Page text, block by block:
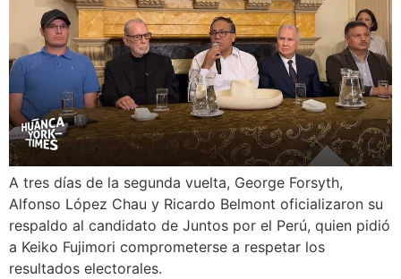
A tres días de la segunda vuelta, George Forsyth,
Alfonso López Chau y Ricardo Belmont oficializaron su
respaldo al candidato de Juntos por el Perú, quien pidió
a Keiko Fujimori comprometerse a respetar los
resultados electorales.